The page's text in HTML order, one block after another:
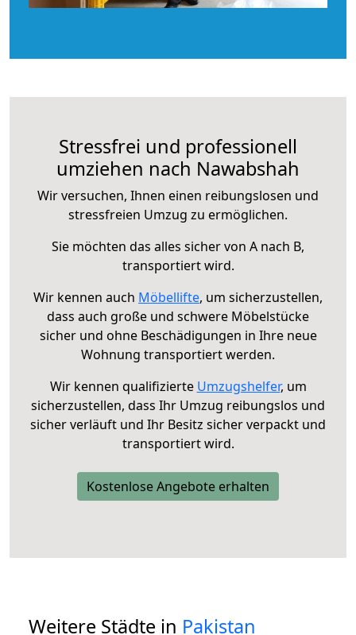
Stressfrei und professionell
umziehen nach Nawabshah
Wir versuchen, Ihnen einen reibungslosen und
stressfreien Umzug zu ermöglichen.
Sie möchten das alles sicher von A nach B,
transportiert wird.
Wir kennen auch Möbellifte, um sicherzustellen,
dass auch große und schwere Möbelstücke
sicher und ohne Beschädigungen in Ihre neue
Wohnung transportiert werden.
Wir kennen qualifizierte Umzugshelfer, um
sicherzustellen, dass Ihr Umzug reibungslos und
sicher verläuft und Ihr Besitz sicher verpackt und
transportiert wird.
Kostenlose Angebote erhalten
Weitere Städte in Pakistan